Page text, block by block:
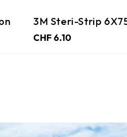
CHF 6.10